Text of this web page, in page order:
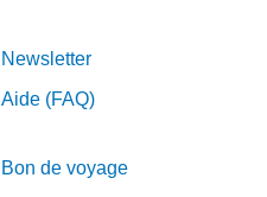
Newsletter
Aide (FAQ)
Bon de voyage